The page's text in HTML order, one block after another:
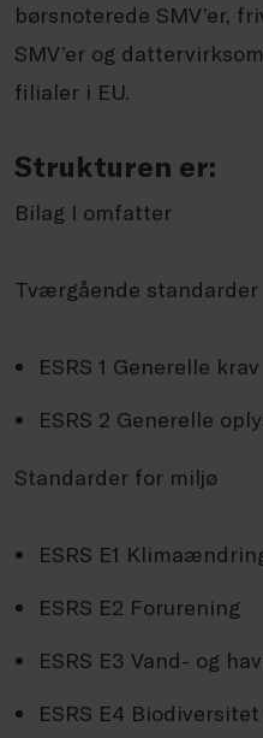
børsnoterede SMV’er,
SMV’er og
filialer i EU.
Strukturen er:
Bilag I omfatter
Tværgående standarder
ESRS 1 Generelle krav
ESRS 2 Generelle
Standarder for miljø
ESRS E1
ESRS E2 Forurening
ESRS E3 Vand- og
ESRS E4